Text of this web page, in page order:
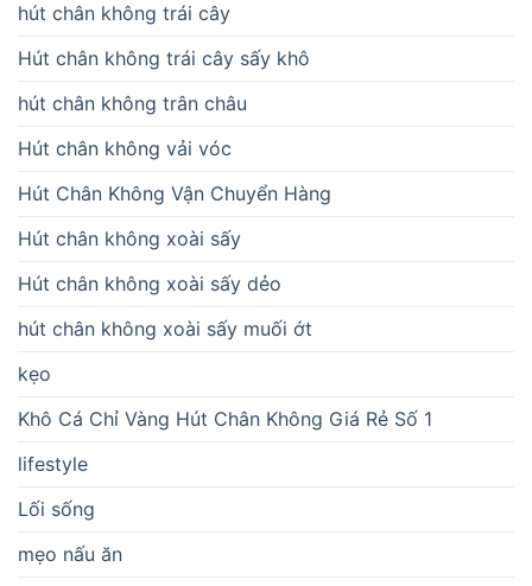
hút chân không trái cây
Hút chân không trái cây sấy khô
hút chân không trân châu
Hút chân không vải vóc
Hút Chân Không Vận Chuyển Hàng
Hút chân không xoài sấy
Hút chân không xoài sấy dẻo
hút chân không xoài sấy muối ớt
kẹo
Khô Cá Chỉ Vàng Hút Chân Không Giá Rẻ Số 1
lifestyle
Lối sống
mẹo nấu ăn